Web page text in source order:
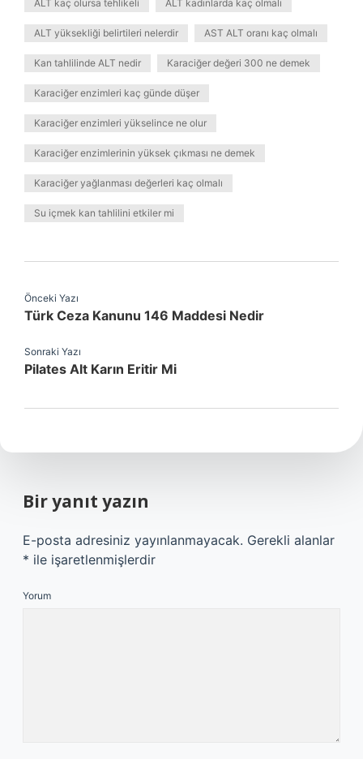
ALT kaç olursa tehlikeli ALT kadınlarda kaç olmalı
ALT yüksekliği belirtileri nelerdir AST ALT oranı kaç olmalı
Kan tahlilinde ALT nedir Karaciğer değeri 300 ne demek
Karaciğer enzimleri kaç günde düşer
Karaciğer enzimleri yükselince ne olur
Karaciğer enzimlerinin yüksek çıkması ne demek
Karaciğer yağlanması değerleri kaç olmalı
Su içmek kan tahlilini etkiler mi
Önceki Yazı
Türk Ceza Kanunu 146 Maddesi Nedir
Sonraki Yazı
Pilates Alt Karın Eritir Mi
Bir yanıt yazın
E-posta adresiniz yayınlanmayacak. Gerekli alanlar
* ile işaretlenmişlerdir
Yorum